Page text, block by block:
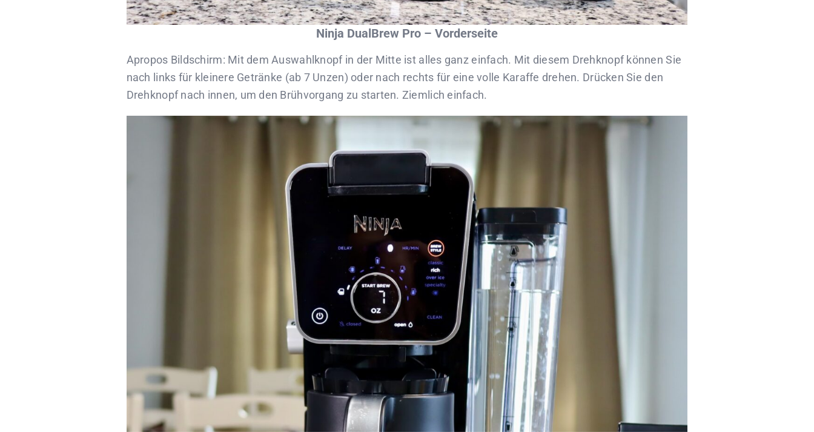
Ninja DualBrew Pro – Vorderseite
Apropos Bildschirm: Mit dem Auswahlknopf in der Mitte ist alles ganz einfach. Mit diesem Drehknopf können Sie
nach links für kleinere Getränke (ab 7 Unzen) oder nach rechts für eine volle Karaffe drehen. Drücken Sie den
Drehknopf nach innen, um den Brühvorgang zu starten. Ziemlich einfach.